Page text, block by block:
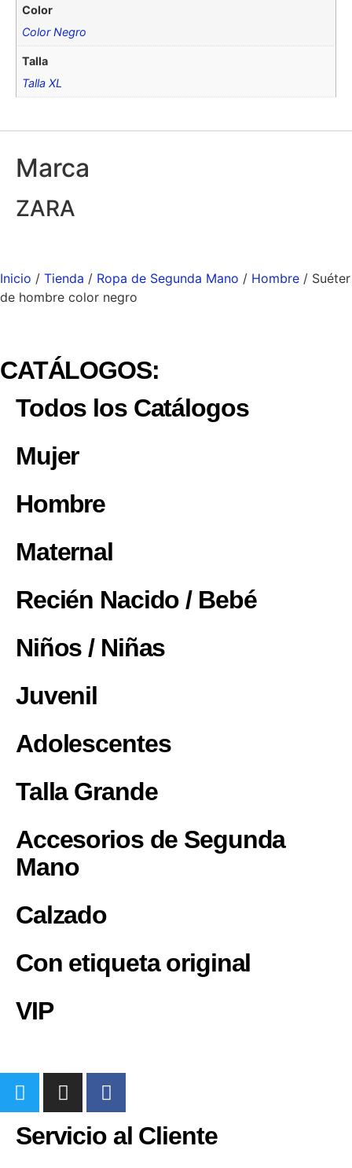
Color
Color Negro
Talla
Talla XL
Marca
ZARA
Inicio / Tienda / Ropa de Segunda Mano / Hombre / Suéter
de hombre color negro
CATÁLOGOS:
Todos los Catálogos
Mujer
Hombre
Maternal
Recién Nacido / Bebé
Niños / Niñas
Juvenil
Adolescentes
Talla Grande
Accesorios de Segunda
Mano
Calzado
Con etiqueta original
VIP
Servicio al Cliente